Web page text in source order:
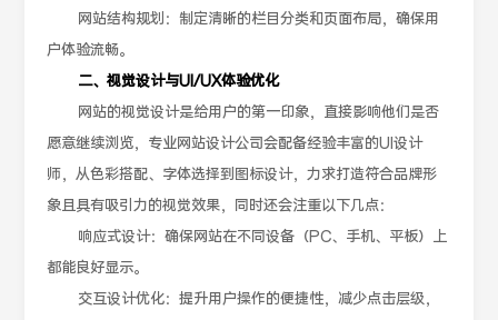
网站结构规划：制定清晰的栏目分类和页面布局，确保用
户体验流畅。
二、视觉设计与UI/UX体验优化
网站的视觉设计是给用户的第一印象，直接影响他们是否
愿意继续浏览，专业网站设计公司会配备经验丰富的UI设计
师，从色彩搭配、字体选择到图标设计，力求打造符合品牌形
象且具有吸引力的视觉效果，同时还会注重以下几点：
响应式设计：确保网站在不同设备（PC、手机、平板）上
都能良好显示。
交互设计优化：提升用户操作的便捷性，减少点击层级，